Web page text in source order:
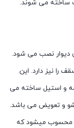
ساخته می شوند.
دیوار نصب می شود.
را نیز دارد. این
و استیل ساخته می
و تعویض می باشد.
محسوب میشود که